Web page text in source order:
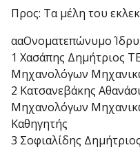
Προς: Τα μέλη του
ααΟνοματεπώνυμο
1 Χασάπης Δημήτριος
Μηχανολόγων
2 Κατσανεβάκης
Μηχανολόγων
Καθηγητής
3 Σοφιαλίδης